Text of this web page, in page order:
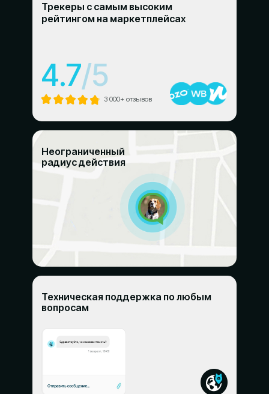
Неограниченный
радиус действия
Техническая поддержка по любым
вопросам
4.7/5
3 000+ отзывов
Трекеры с самым высоким
рейтингом на маркетплейсах